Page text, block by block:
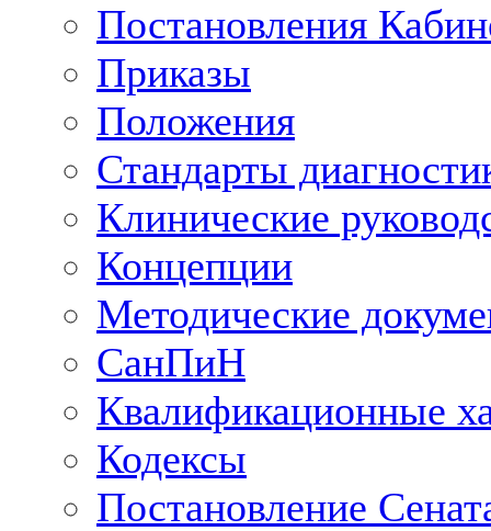
Постановления
Приказы
Положения
Стандарты
Клинические
Концепции
Методические
СанПиН
Квалификационные
Кодексы
Постановление